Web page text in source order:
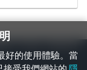
、平交道、橋樑及隧
好的使用體驗。當